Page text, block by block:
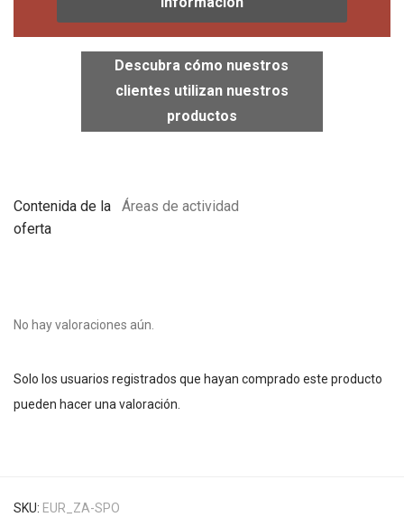
Descubra cómo nuestros
clientes utilizan nuestros
productos
Contenida de la
oferta
Áreas de actividad
No hay valoraciones aún.
Solo los usuarios registrados que hayan comprado este producto
pueden hacer una valoración.
SKU: EUR_ZA-SPO